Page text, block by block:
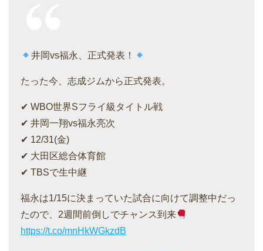
井岡vs福永、正式発表！
たった今、志成ジムから正式発表。
✔︎ WBO世界Sフライ級タイトル戦
✔︎ 井岡一翔vs福永亮次
✔︎ 12/31(金)
✔︎ 大田区総合体育館
✔︎ TBSで生中継
福永は1/15に決まっていた試合に向けて調整中だっ
たので、2週間前倒しでチャンス到来
https://t.co/mnHkWGkzdB